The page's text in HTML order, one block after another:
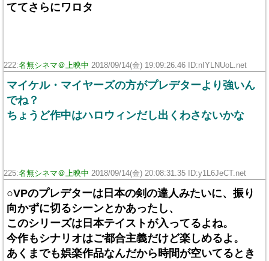
ててさらにワロタ
222:名無シネマ＠上映中 2018/09/14(金) 19:09:26.46 ID:nIYLNUoL.net
マイケル・マイヤーズの方がプレデターより強いん
でね？
ちょうど作中はハロウィンだし出くわさないかな
225:名無シネマ＠上映中 2018/09/14(金) 20:08:31.35 ID:y1L6JeCT.net
○VPのプレデターは日本の剣の達人みたいに、振り
向かずに切るシーンとかあったし、
このシリーズは日本テイストが入ってるよね。
今作もシナリオはご都合主義だけど楽しめるよ。
あくまでも娯楽作品なんだから時間が空いてるとき